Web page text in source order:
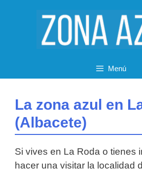
Menú
La zona azul en
(Albacete)
Si vives en La Roda o tienes
hacer una visitar la localidad